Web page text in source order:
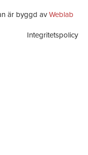
är byggd avWeblab
Integritetspolicy